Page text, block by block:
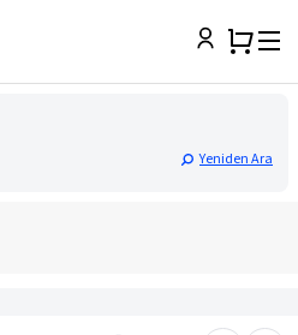
Yeniden Ara